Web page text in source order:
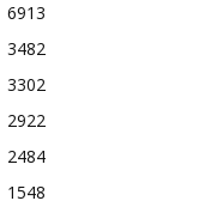
6913
3482
3302
2922
2484
1548